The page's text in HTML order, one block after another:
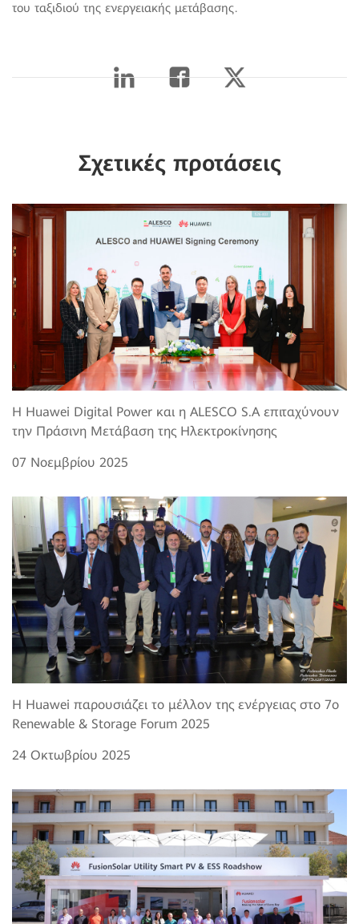
του ταξιδιού της ενεργειακής μετάβασης.
Σχετικές προτάσεις
Η Huawei Digital Power και η ALESCO S.A επιταχύνουν
την Πράσινη Μετάβαση της Ηλεκτροκίνησης
07 Νοεμβρίου 2025
Η Huawei παρουσιάζει το μέλλον της ενέργειας στο 7o
Renewable & Storage Forum 2025
24 Οκτωβρίου 2025